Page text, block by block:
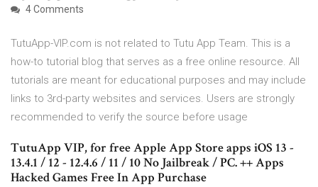
4 Comments
TutuApp-VIP.com is not related to Tutu App Team. This is a
how-to tutorial blog that serves as a free online resource. All
tutorials are meant for educational purposes and may include
links to 3rd-party websites and services. Users are strongly
recommended to verify the source before usage
TutuApp VIP, for free Apple App Store apps iOS 13 -
13.4.1 / 12 - 12.4.6 / 11 / 10 No Jailbreak / PC. ++ Apps
Hacked Games Free In App Purchase